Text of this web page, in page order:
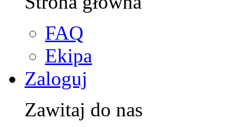
FAQ
Ekipa
Zaloguj
Zawitaj do nas